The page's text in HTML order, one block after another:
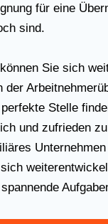
für eine
sind.
Sie sich
der
Stelle
und zufrieden